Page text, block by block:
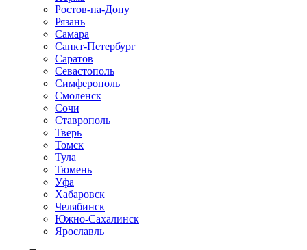
Ростов-на-Дону
Рязань
Самара
Санкт-Петербург
Саратов
Севастополь
Симферополь
Смоленск
Сочи
Ставрополь
Тверь
Томск
Тула
Тюмень
Уфа
Хабаровск
Челябинск
Южно-Сахалинск
Ярославль